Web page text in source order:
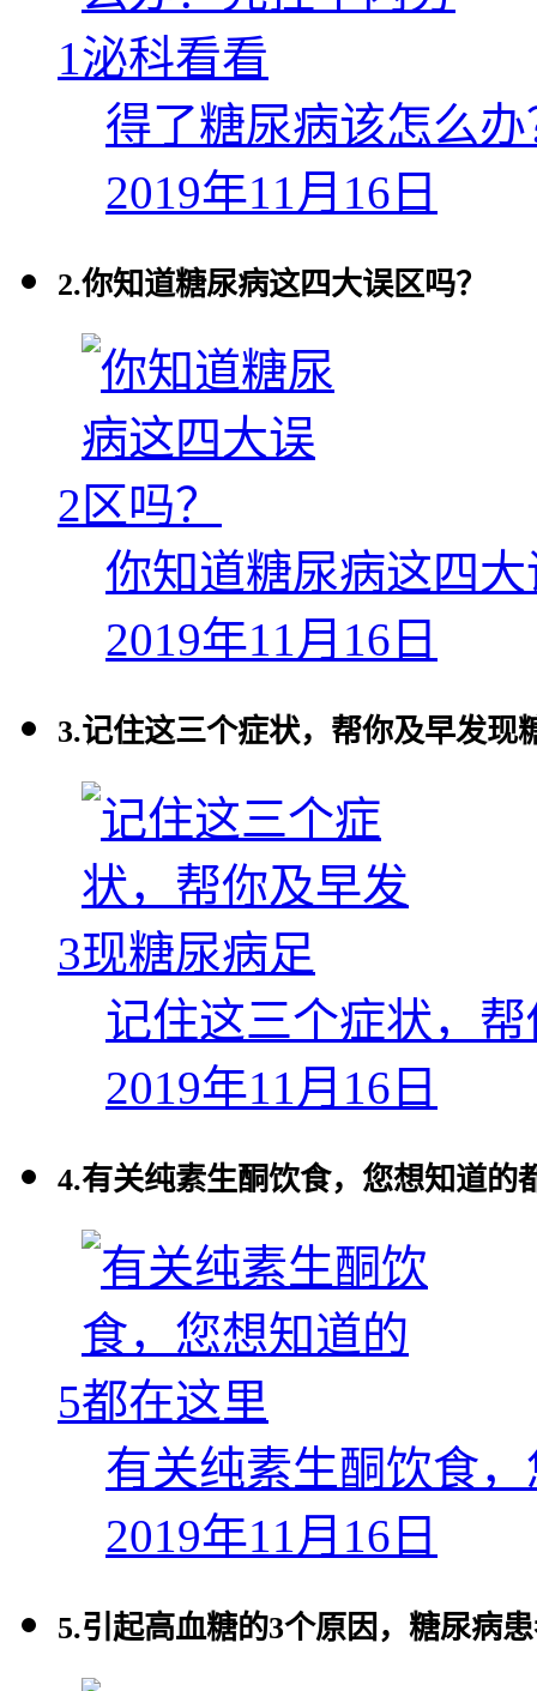
1
得了糖尿病该怎么
2019年11月16日
2.你知道糖尿病这四大误区吗？
2
你知道糖尿病这四
2019年11月16日
3.记住这三个症状，帮你及早发现
3
记住这三个症状，
2019年11月16日
4.有关纯素生酮饮食，您想知道的
5
有关纯素生酮饮食
2019年11月16日
5.引起高血糖的3个原因，糖尿病